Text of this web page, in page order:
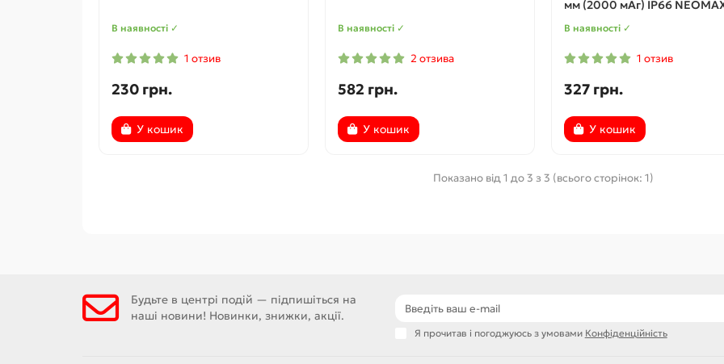
В наявності ✓
1 отзив
230 грн.
У кошик
В наявності ✓
2 отзива
582 грн.
У кошик
мм (2000 мАг) IP66
В наявності ✓
1 отзив
327 грн.
У кошик
Показано від 1 до 3 з 3 (всього сторінок: 1)
Будьте в центрі подій — підпишіться на
наші новини! Новинки, знижки, акції.
Я прочитав і погоджуюсь з умовами Конфіденційність